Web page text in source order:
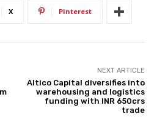
X Pinterest
NEXT ARTICLE
Altico Capital diversifies into
warehousing and logistics
funding with INR 650crs
trade